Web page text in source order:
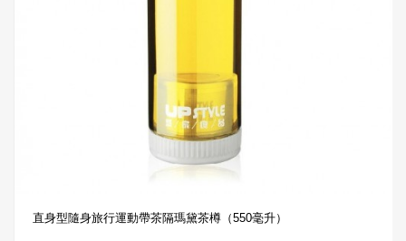
直身型隨身旅行運動帶茶隔瑪黛茶樽（550毫升）